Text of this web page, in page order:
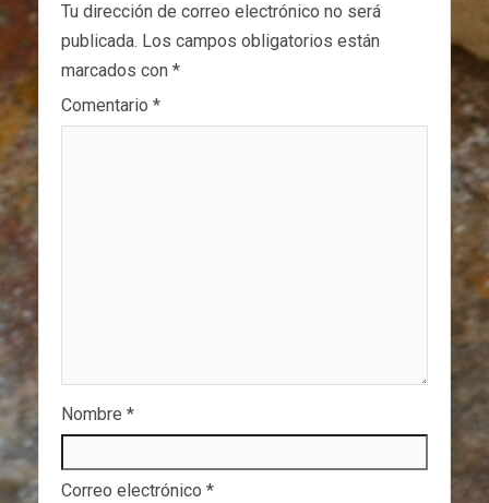
Tu dirección de correo electrónico no será
publicada. Los campos obligatorios están
marcados con *
Comentario *
Nombre *
Correo electrónico *